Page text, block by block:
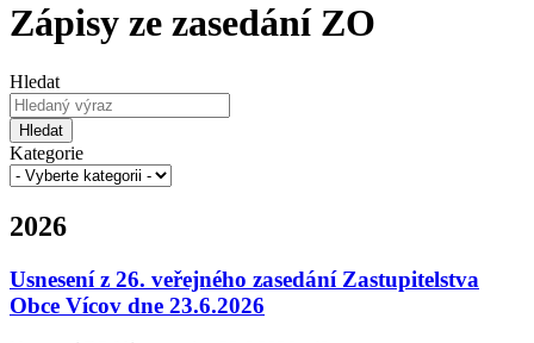
Zápisy ze zasedání ZO
Hledat
Hledat
Kategorie
2026
Usnesení z 26. veřejného zasedání Zastupitelstva
Obce Vícov dne 23.6.2026